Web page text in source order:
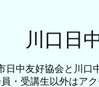
川口日
日中友好協会と川口
・受講生以外はア